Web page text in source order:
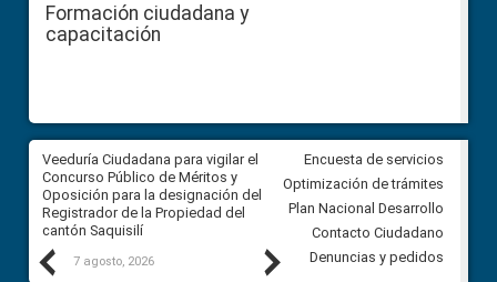
Formación ciudadana y
capacitación
Previous
Veeduría Ciudadana para vigilar el
Concurso Público de Méritos y
Oposición para la designación del
Registrador de la Propiedad del
cantón Saquisilí
7 agosto, 2026
Veeduría Ciudadana para
construcción del asfaltado de
Ballenita del cantón Santa
7 agosto, 2026
Next
Encuesta de servicios
Optimización de trámites
Plan Nacional Desarrollo
Contacto Ciudadano
Denuncias y pedidos